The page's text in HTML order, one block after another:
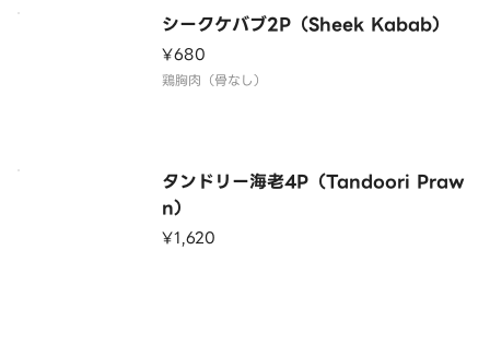
シークケバブ2P（Sheek Kabab）
¥680
鶏胸肉（骨なし）
タンドリー海老4P（Tandoori Praw
n）
¥1,620